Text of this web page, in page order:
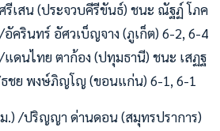
รีเสน (ประจวบคีรีขันธ์) ชนะ ณัฐฏ์ โภค
ครินทร์ อัศวเบ็ญจาง (ภูเก็ต) 6-2, 6-4
ดนไทย ตาก้อง (ปทุมธานี) ชนะ เสฏฐ
ชย พงษ์ภิญโญ (ขอนแก่น) 6-1, 6-1
.) /ปริญญา ด่านดอน (สมุทรปราการ)